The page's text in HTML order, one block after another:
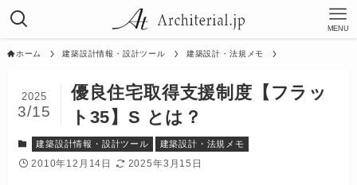
MENU
ホーム 建築設計情報・設計ツール 建築設計・法規メモ
優良住宅取得支援制度【フラッ
ト35】S とは？
2025
3/15
建築設計情報・設計ツール 建築設計・法規メモ
2010年12月14日 2025年3月15日